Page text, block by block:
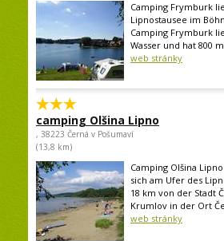
Camping Frymburk
Lipnostausee im
Camping Frymburk
Wasser und hat 800
web stránky
camping Olšina Lipno
, 38223 Černá v Pošumaví
(13,8 km)
Camping Olšina
sich am Ufer des
18 km von der Stadt
Krumlov in der Ort
web stránky